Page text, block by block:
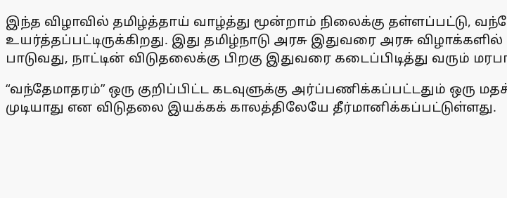
இந்த விழாவில் தமிழ்த்தாய் வாழ்த்து மூன்றாம் நிலைக்கு தள்ளப்பட்டு,
உயர்த்தப்பட்டிருக்கிறது. இது தமிழ்நாடு அரசு இதுவரை அரசு
பாடுவது, நாட்டின் விடுதலைக்கு பிறகு இதுவரை கடைப்பிடித்து வரும்
“வந்தேமாதரம்” ஒரு குறிப்பிட்ட கடவுளுக்கு அர்ப்பணிக்கப்பட்டதும்
முடியாது என விடுதலை இயக்கக் காலத்திலேயே தீர்மானிக்கப்பட்டுள்ளது.